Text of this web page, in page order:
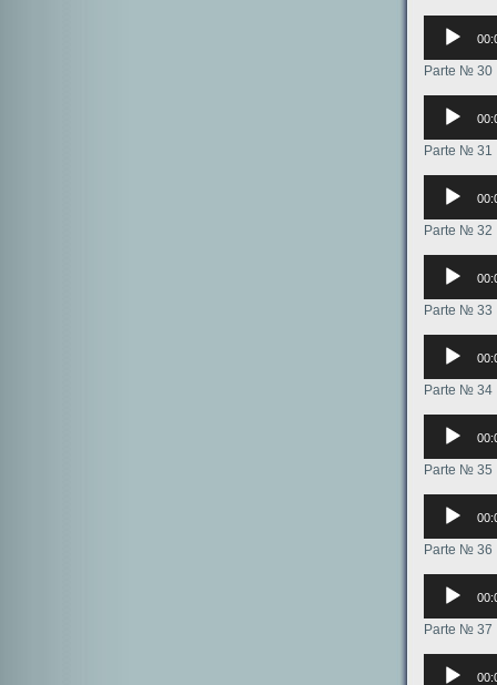
Аудиоплеер
Parte № 30
Аудиоплеер
Parte № 31
Аудиоплеер
Parte № 32
Аудиоплеер
Parte № 33
Аудиоплеер
Parte № 34
Аудиоплеер
Parte № 35
Аудиоплеер
Parte № 36
Аудиоплеер
Parte № 37
Аудиоплеер